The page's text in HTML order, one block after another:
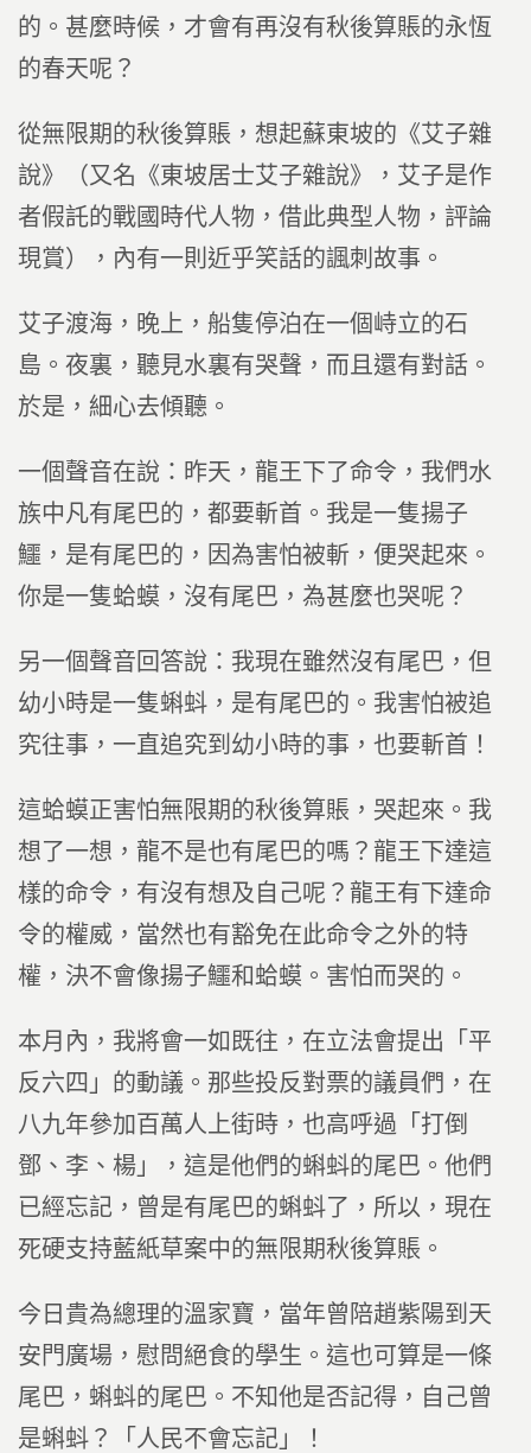
的。甚麼時候，才會有再沒有秋後算賬的永恆
的春天呢？
從無限期的秋後算賬，想起蘇東坡的《艾子雜
說》（又名《東坡居士艾子雜說》，艾子是作
者假託的戰國時代人物，借此典型人物，評論
現賞），內有一則近乎笑話的諷刺故事。
艾子渡海，晚上，船隻停泊在一個峙立的石
島。夜裏，聽見水裏有哭聲，而且還有對話。
於是，細心去傾聽。
一個聲音在說：昨天，龍王下了命令，我們水
族中凡有尾巴的，都要斬首。我是一隻揚子
鱷，是有尾巴的，因為害怕被斬，便哭起來。
你是一隻蛤蟆，沒有尾巴，為甚麼也哭呢？
另一個聲音回答說：我現在雖然沒有尾巴，但
幼小時是一隻蝌蚪，是有尾巴的。我害怕被追
究往事，一直追究到幼小時的事，也要斬首！
這蛤蟆正害怕無限期的秋後算賬，哭起來。我
想了一想，龍不是也有尾巴的嗎？龍王下達這
樣的命令，有沒有想及自己呢？龍王有下達命
令的權威，當然也有豁免在此命令之外的特
權，決不會像揚子鱷和蛤蟆。害怕而哭的。
本月內，我將會一如既往，在立法會提出「平
反六四」的動議。那些投反對票的議員們，在
八九年參加百萬人上街時，也高呼過「打倒
鄧、李、楊」，這是他們的蝌蚪的尾巴。他們
已經忘記，曾是有尾巴的蝌蚪了，所以，現在
死硬支持藍紙草案中的無限期秋後算賬。
今日貴為總理的溫家寶，當年曾陪趙紫陽到天
安門廣場，慰問絕食的學生。這也可算是一條
尾巴，蝌蚪的尾巴。不知他是否記得，自己曾
是蝌蚪？「人民不會忘記」！